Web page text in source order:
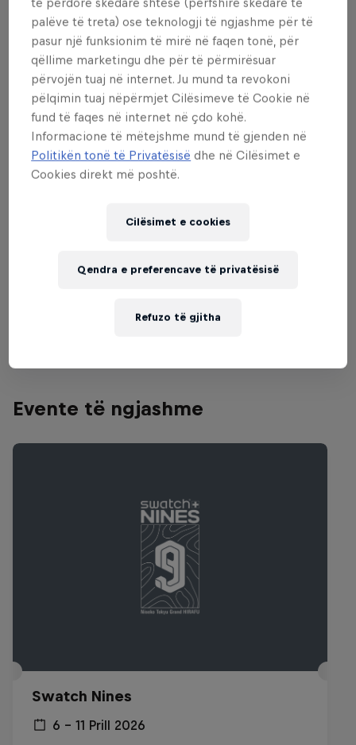
Q: Will the course be available to ride by the
general public?
A: The course will not be open at any point for
public riding. It will only be accessed and ridden
by invited athletes.
Q: How can I keep track of the action?
@snowboardermagand@mammothmountain
laws of physics at #RedBullRecharged.
Evente të ngjashme
Swatch Nines
6 – 11 Prill 2026
palëve të treta) ose teknologji të ngjashme për të
pasur një funksionim të mirë në faqen tonë, për
qëllime marketingu dhe për të përmirësuar
përvojën tuaj në internet. Ju mund ta revokoni
pëlqimin tuaj nëpërmjet Cilësimeve të Cookie në
fund të faqes në internet në çdo kohë.
Informacione të mëtejshme mund të gjenden në
Politikën tonë të Privatësisë dhe në Cilësimet e
Cookies direkt më poshtë.
Cilësimet e cookies
Refuzo të gjitha
Qendra e preferencave të privatësisë